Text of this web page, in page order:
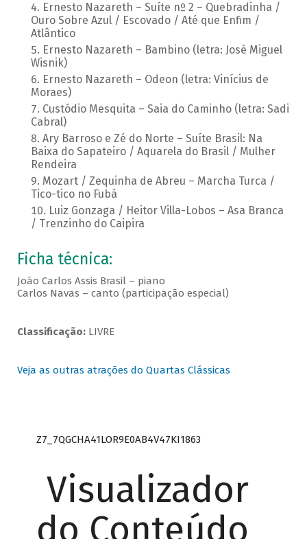
Ernesto Nazareth – Suíte nº 2 – Quebradinha /
Ouro Sobre Azul / Escovado / Até que Enfim /
Atlântico
Ernesto Nazareth – Bambino (letra: José Miguel
Wisnik)
Ernesto Nazareth – Odeon (letra: Vinícius de
Moraes)
Custódio Mesquita – Saia do Caminho (letra: Sadi
Cabral)
Ary Barroso e Zé do Norte – Suíte Brasil: Na
Baixa do Sapateiro / Aquarela do Brasil / Mulher
Rendeira
Mozart / Zequinha de Abreu – Marcha Turca /
Tico-tico no Fubá
Luiz Gonzaga / Heitor Villa-Lobos – Asa Branca
/ Trenzinho do Caipira
Ficha técnica:
João Carlos Assis Brasil – piano
Carlos Navas – canto (participação especial)
Classificação:LIVRE
Veja as outras atrações do Quartas Clássicas
Z7_7QGCHA41LOR9E0AB4V47KI1863
Visualizador
do Conteúdo